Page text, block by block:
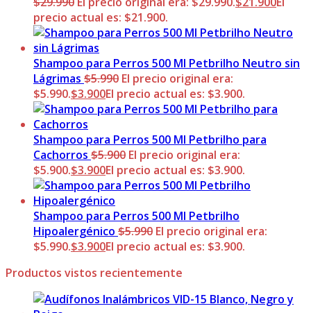
precio actual es: $21.900.
Shampoo para Perros 500 Ml Petbrilho Neutro sin
Lágrimas $5.990 El precio original era:
$5.990.$3.900El precio actual es: $3.900.
Shampoo para Perros 500 Ml Petbrilho para
Cachorros $5.900 El precio original era:
$5.900.$3.900El precio actual es: $3.900.
Shampoo para Perros 500 Ml Petbrilho
Hipoalergénico $5.990 El precio original era:
$5.990.$3.900El precio actual es: $3.900.
Productos vistos recientemente